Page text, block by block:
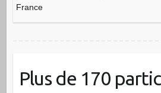
France
Plus de 170